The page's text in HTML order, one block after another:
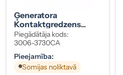
Ģeneratora
Kontaktgredzens
133924 CS130
Piegādātāja kods:
3006-3730CA
Pieejamība:
Somijas noliktavā